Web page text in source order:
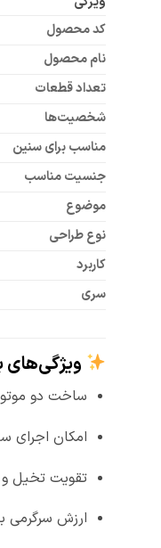
کد محصول
نام محصول
تعداد قطعات
شخصیت‌ها
مناسب برای سنین
جنسیت مناسب
موضوع
نوع طراحی
کاربرد
سری
ویژگی‌های
ساخت دو
امکان اجرای
تقویت تخیل
ارزش سرگرمی